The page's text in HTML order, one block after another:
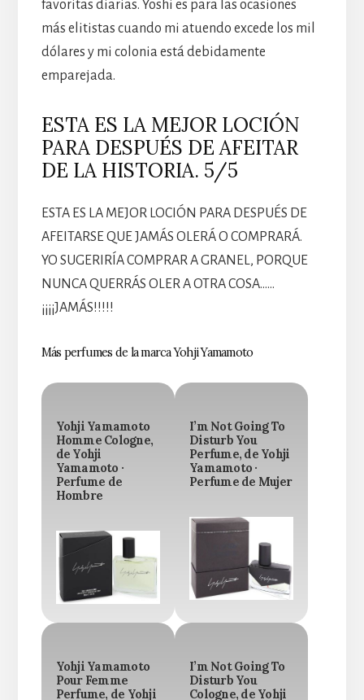
favoritas diarias. Yoshi es para las ocasiones
más elitistas cuando mi atuendo excede los mil
dólares y mi colonia está debidamente
emparejada.
ESTA ES LA MEJOR LOCIÓN
PARA DESPUÉS DE AFEITAR
DE LA HISTORIA. 5/5
ESTA ES LA MEJOR LOCIÓN PARA DESPUÉS DE
AFEITARSE QUE JAMÁS OLERÁ O COMPRARÁ.
YO SUGERIRÍA COMPRAR A GRANEL, PORQUE
NUNCA QUERRÁS OLER A OTRA COSA……
¡¡¡¡JAMÁS!!!!!
Más perfumes de la marca Yohji Yamamoto
Yohji Yamamoto
Homme Cologne,
de Yohji
Yamamoto ·
Perfume de
Hombre
I’m Not Going To
Disturb You
Perfume, de Yohji
Yamamoto ·
Perfume de Mujer
Yohji Yamamoto
Pour Femme
Perfume, de Yohji
I’m Not Going To
Disturb You
Cologne, de Yohji